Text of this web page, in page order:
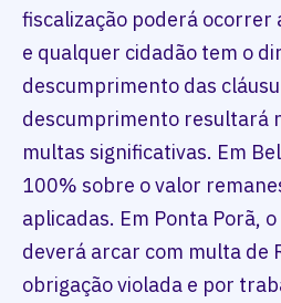
fiscalização poderá ocorrer
e qualquer cidadão tem o
descumprimento das
descumprimento resultará
multas significativas. Em
100% sobre o valor
aplicadas. Em Ponta Porã,
deverá arcar com multa de
obrigação violada e por